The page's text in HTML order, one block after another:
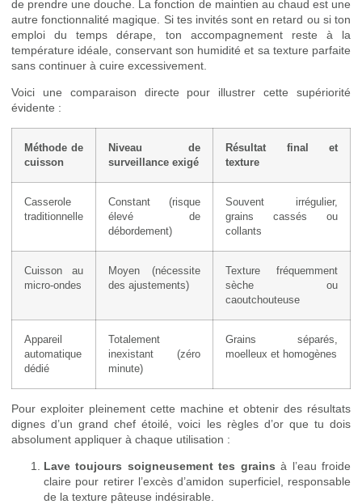
de prendre une douche. La fonction de maintien au chaud est une
autre fonctionnalité magique. Si tes invités sont en retard ou si ton
emploi du temps dérape, ton accompagnement reste à la
température idéale, conservant son humidité et sa texture parfaite
sans continuer à cuire excessivement.
Voici une comparaison directe pour illustrer cette supériorité
évidente :
Méthode de
cuisson
Niveau de
surveillance exigé
Résultat final et
texture
Casserole
traditionnelle
Constant (risque
élevé de
débordement)
Souvent irrégulier,
grains cassés ou
collants
Cuisson au
micro-ondes
Moyen (nécessite
des ajustements)
Texture fréquemment
sèche ou
caoutchouteuse
Appareil
automatique
dédié
Totalement
inexistant (zéro
minute)
Grains séparés,
moelleux et homogènes
Pour exploiter pleinement cette machine et obtenir des résultats
dignes d’un grand chef étoilé, voici les règles d’or que tu dois
absolument appliquer à chaque utilisation :
Lave toujours soigneusement tes grains à l’eau froide
claire pour retirer l’excès d’amidon superficiel, responsable
de la texture pâteuse indésirable.